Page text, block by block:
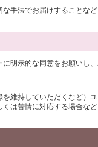
法でお届けすること
示的な同意をお願い
持していただくなど
苦情に対応する場合